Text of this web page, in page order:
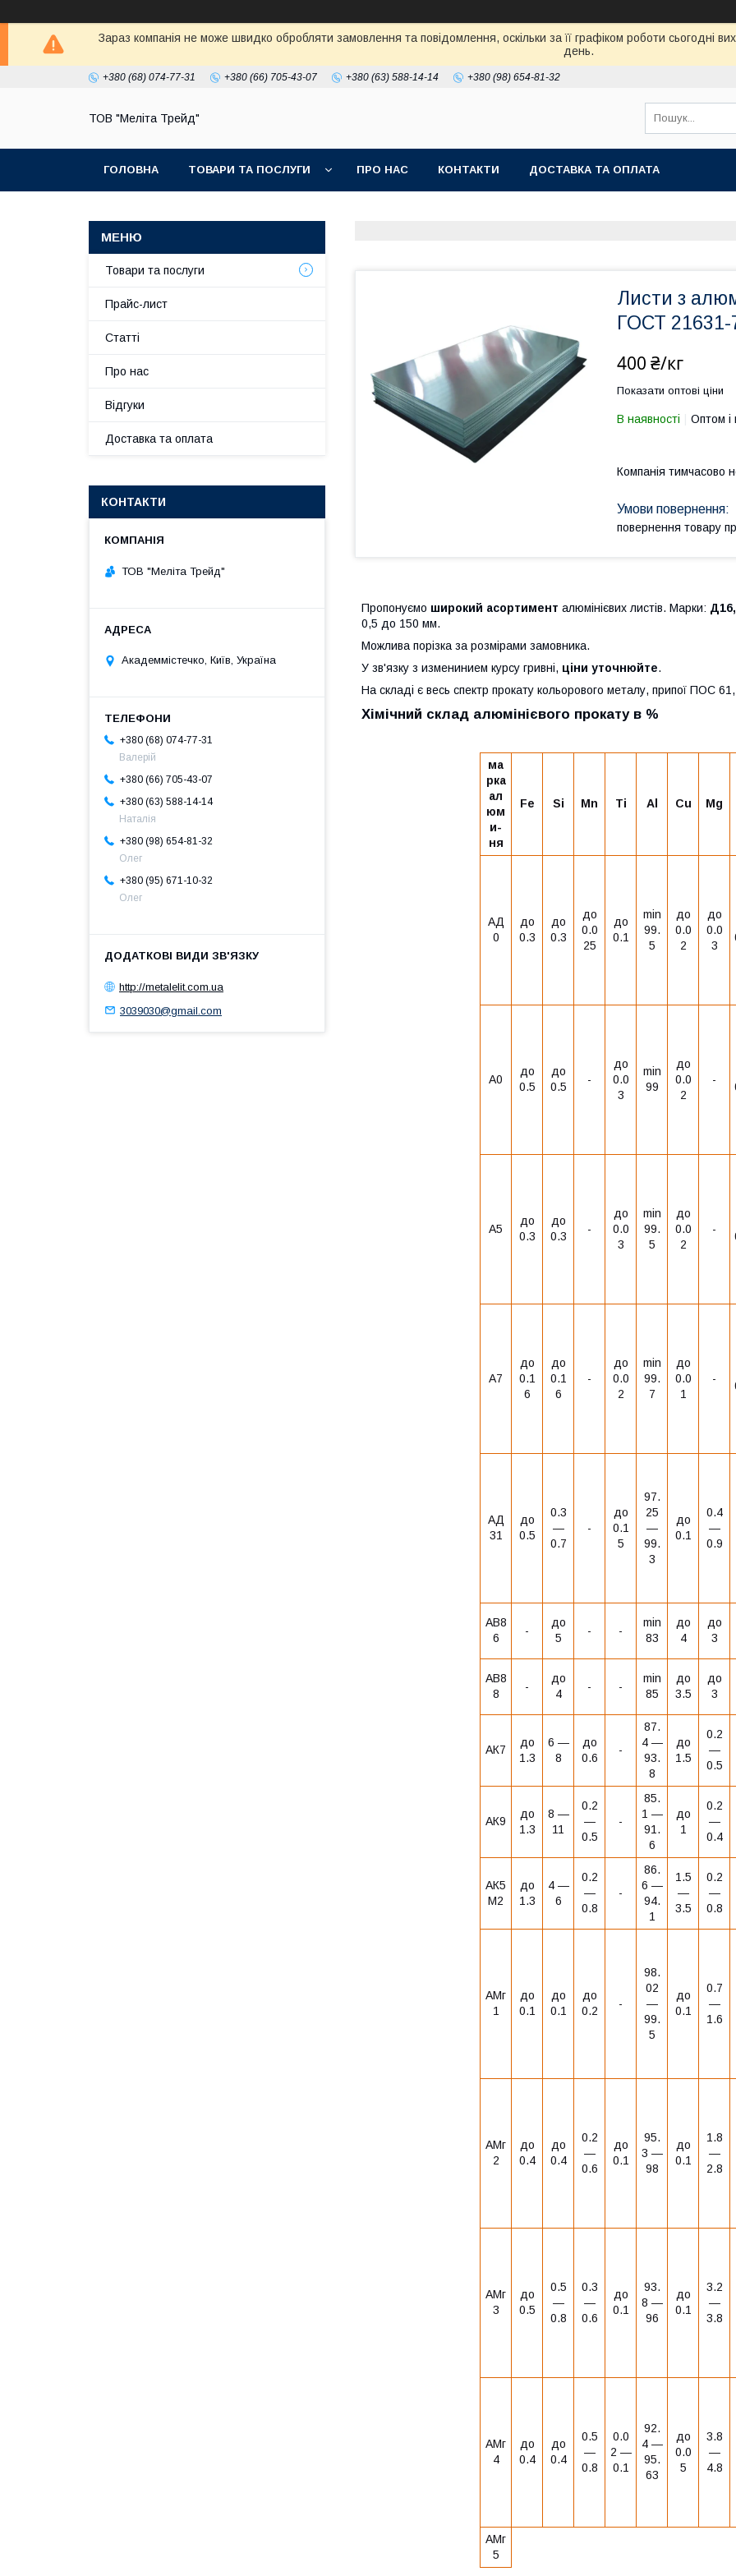
Зараз компанія не може швидко обробляти замовлення та повідомлення, оскільки за її графіком роботи сьогодні
день.
+380 (68) 074-77-31 +380 (66) 705-43-07 +380 (63) 588-14-14 +380 (98) 654-81-32
ТОВ "Меліта Трейд"
ГОЛОВНА ТОВАРИ ТА ПОСЛУГИ ПРО НАС КОНТАКТИ ДОСТАВКА ТА ОПЛАТА
Листи з
ГОСТ 21631-
400 ₴/кг
Показати оптові ціни
В наявності Оптом і
Компанія тимчасово
повернення товару
Пропонуємо широкий асортимент алюмінієвих листів. Марки:
0,5 до 150 мм.
Можлива порізка за розмірами замовника.
У зв'язку з изменинием курсу гривні, ціни уточнюйте.
На складі є весь спектр прокату кольорового металу, припої ПОС
Хімічний склад алюмінієвого прокату в %
ма
рка
ал
юм
и-
ня
Fe Si Mn Ti Al Cu Mg
АД
0
до
0.3
до
0.3
до
0.0
25
до
0.1
min
99.
5
до
0.0
2
до
0.0
3
А0
до
0.5
до
0.5
-
до
0.0
3
min
99
до
0.0
2
-
А5
до
0.3
до
0.3
-
до
0.0
3
min
99.
5
до
0.0
2
-
А7
до
0.1
6
до
0.1
6
-
до
0.0
2
min
99.
7
до
0.0
1
-
АД
31
до
0.5
0.3
―
0.7
-
до
0.1
5
97.
25
―
99.
3
до
0.1
0.4
―
0.9
АВ8
6
-
до
5
- -
min
83
до
4
до
3
АВ8
8
-
до
4
- -
min
85
до
3.5
до
3
АК7
до
1.3
6 ―
8
до
0.6
-
87.
4 ―
93.
8
до
1.5
0.2
―
0.5
АК9
до
1.3
8 ―
11
0.2
―
0.5
-
85.
1 ―
91.
6
до
1
0.2
―
0.4
АК5
М2
до
1.3
4 ―
6
0.2
―
0.8
-
86.
6 ―
94.
1
1.5
―
3.5
0.2
―
0.8
АМг
1
до
0.1
до
0.1
до
0.2
-
98.
02
―
99.
5
до
0.1
0.7
―
1.6
АМг
2
до
0.4
до
0.4
0.2
―
0.6
до
0.1
95.
3 ―
98
до
0.1
1.8
―
2.8
АМг
3
до
0.5
0.5
―
0.8
0.3
―
0.6
до
0.1
93.
8 ―
96
до
0.1
3.2
―
3.8
АМг
4
до
0.4
до
0.4
0.5
―
0.8
0.0
2 ―
0.1
92.
4 ―
95.
63
до
0.0
5
3.8
―
4.8
АМг
5
Товари та послуги
Прайс-лист
Статті
Про нас
Відгуки
Доставка та оплата
КОНТАКТИ
ТОВ "Меліта Трейд"
Академмістечко, Київ, Україна
+380 (68) 074-77-31
Валерій
+380 (66) 705-43-07
+380 (63) 588-14-14
Наталія
+380 (98) 654-81-32
Олег
+380 (95) 671-10-32
Олег
http://metalelit.com.ua
3039030@gmail.com